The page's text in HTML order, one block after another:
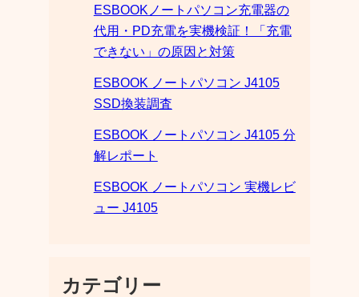
ESBOOKノートパソコン充電器の
代用・PD充電を実機検証！「充電
できない」の原因と対策
ESBOOK ノートパソコン J4105
SSD換装調査
ESBOOK ノートパソコン J4105 分
解レポート
ESBOOK ノートパソコン 実機レビ
ュー J4105
カテゴリー